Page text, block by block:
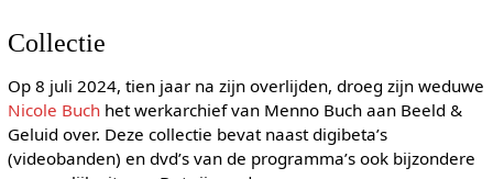
Collectie
Op 8 juli 2024, tien jaar na zijn overlijden, droeg zijn weduwe
Nicole Buchhet werkarchief van Menno Buch aan Beeld &
Geluid over. Deze collectie bevat naast digibeta’s
(videobanden) en dvd’s van de programma’s ook bijzondere